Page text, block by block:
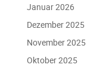
Januar 2026
Dezember 2025
November 2025
Oktober 2025